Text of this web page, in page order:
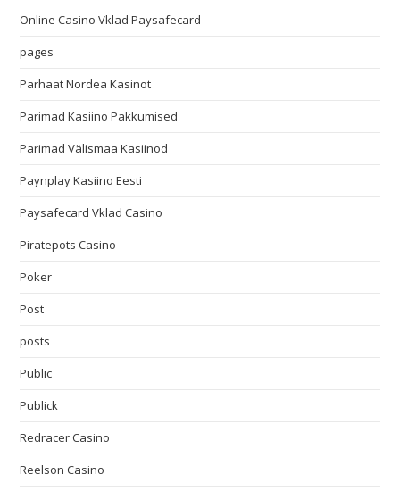
Online Casino Vklad Paysafecard
pages
Parhaat Nordea Kasinot
Parimad Kasiino Pakkumised
Parimad Välismaa Kasiinod
Paynplay Kasiino Eesti
Paysafecard Vklad Casino
Piratepots Casino
Poker
Post
posts
Public
Publick
Redracer Casino
Reelson Casino